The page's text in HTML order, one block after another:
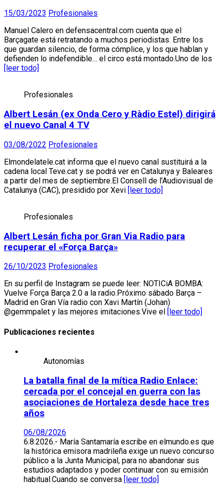
15/03/2023 Profesionales
Manuel Calero en defensacentral.com cuenta que el
Barçagate está retratando a muchos periodistas. Entre los
que guardan silencio, de forma cómplice, y los que hablan y
defienden lo indefendible… el circo está montado.Uno de los
[leer todo]
Profesionales
Albert Lesán (ex Onda Cero y Ràdio Estel) dirigirá
el nuevo Canal 4 TV
03/08/2022 Profesionales
Elmondelatele.cat informa que el nuevo canal sustituirá a la
cadena local Teve.cat y se podrá ver en Catalunya y Baleares
a partir del mes de septiembre.El Consell de l’Audiovisual de
Catalunya (CAC), presidido por Xevi [leer todo]
Profesionales
Albert Lesán ficha por Gran Via Radio para
recuperar el «Força Barça»
26/10/2023 Profesionales
En su perfil de Instagram se puede leer: NOTICiA BOMBA:
Vuelve Força Barça 2.0 a la radio.Próximo sábado Barça –
Madrid en Gran Vía radio con Xavi Martín (Johan)
@gemmpalet y las mejores imitaciones.Vive el
[leer todo]
Publicaciones recientes
Autonomías
La batalla final de la mítica Radio Enlace:
cercada por el concejal en guerra con las
asociaciones de Hortaleza desde hace tres
años
06/08/2026
6.8.2026.- María Santamaría escribe en elmundo.es que
la histórica emisora madrileña exige un nuevo concurso
público a la Junta Municipal, para no abandonar sus
estudios adaptados y poder continuar con su emisión
habitual.Cuando se conversa
[leer todo]